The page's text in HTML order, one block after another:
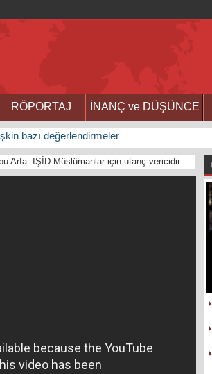
RÖPORTAJ İNANÇ ve DÜŞÜNCE
bazı değerlendirmeler
Arfa: IŞİD Müslümanlar için utanç vericidir